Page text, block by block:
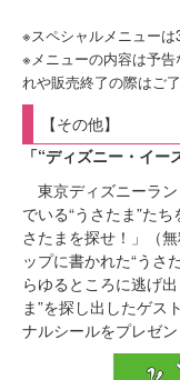
※スペシャルメニュー
※メニューの内容は予
れや販売終了の際はご
【その他】
「“ディズニー・イー
東京ディズニーラ
でいる“うさたま”た
さたまを探せ！」（
ップに書かれた“うさ
らゆるところに逃げ
ま”を探し出したゲス
ナルシールをプレゼン